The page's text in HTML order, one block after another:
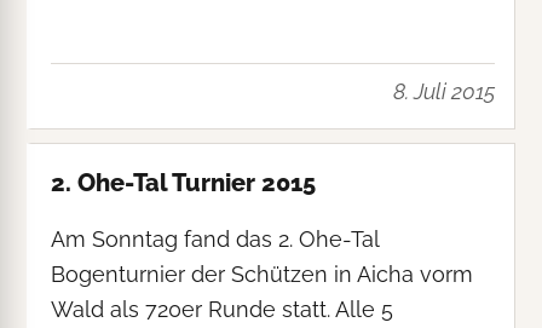
8. Juli 2015
2. Ohe-Tal Turnier 2015
Am Sonntag fand das 2. Ohe-Tal
Bogenturnier der Schützen in Aicha vorm
Wald als 720er Runde statt. Alle 5